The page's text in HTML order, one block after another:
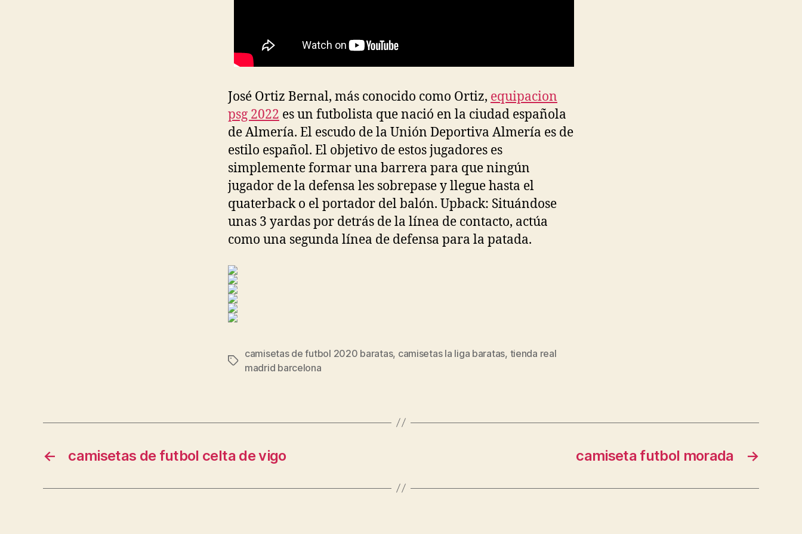
José Ortiz Bernal, más conocido como Ortiz, equipacion
psg 2022 es un futbolista que nació en la ciudad española
de Almería. El escudo de la Unión Deportiva Almería es de
estilo español. El objetivo de estos jugadores es
simplemente formar una barrera para que ningún
jugador de la defensa les sobrepase y llegue hasta el
quaterback o el portador del balón. Upback: Situándose
unas 3 yardas por detrás de la línea de contacto, actúa
como una segunda línea de defensa para la patada.
Etiquetas
camisetas de futbol 2020 baratas, camisetas la liga baratas, tienda real
madrid barcelona
← camisetas de futbol celta de vigo →
camiseta futbol morada